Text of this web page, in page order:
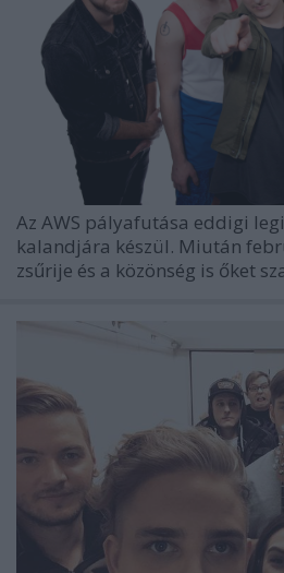
Az AWS pályafutása eddigi
kalandjára készül. Miután
zsűrije és a közönség is őket